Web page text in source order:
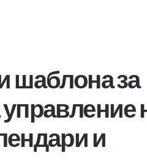
шаблона за
и